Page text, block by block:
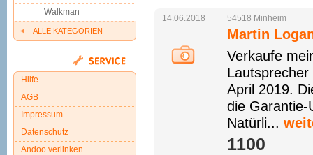
14.06.2018 54518 Minheim
Martin
Verkaufe
April 2019.
die Garantie-
Natürli...
1100 
Walkman
ALLE KATEGORIEN
Hilfe
AGB
Impressum
Datenschutz
Andoo verlinken